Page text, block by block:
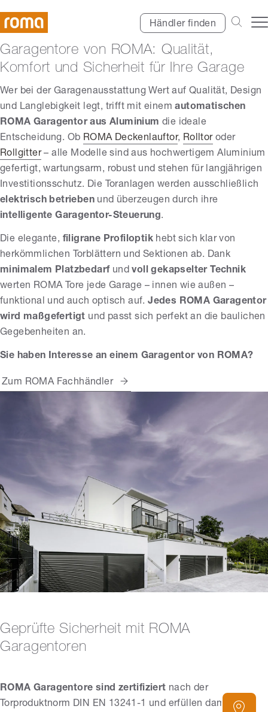
Händler finden
Garagentore von ROMA: Qualität,
Komfort und Sicherheit für Ihre Garage
Wer bei der Garagenausstattung Wert auf Qualität, Design
und Langlebigkeit legt, trifft mit einemautomatischen
ROMA Garagentor aus Aluminium die ideale
Entscheidung. Ob ROMA Deckenlauftor, Rolltoroder
Rollgitter– alle Modelle sind aus hochwertigem Aluminium
gefertigt, wartungsarm, robust und stehen für langjährigen
Investitionsschutz. Die Toranlagen werden ausschließlich
elektrisch betrieben und überzeugen durch ihre
intelligente Garagentor-Steuerung.
Die elegante, filigrane Profiloptik hebt sich klar von
herkömmlichen Torblättern und Sektionen ab. Dank
minimalem Platzbedarfundvoll gekapselter Technik
werten ROMA Tore jede Garage – innen wie außen –
funktional und auch optisch auf.Jedes ROMA Garagentor
wird maßgefertigt und passt sich perfekt an die baulichen
Gegebenheiten an.
Sie haben Interesse an einem Garagentor von ROMA?
Zum ROMA Fachhändler
Geprüfte Sicherheit mit ROMA
Garagentoren
ROMA Garagentore sind zertifiziert nach der
Torproduktnorm DIN EN 13241-1 und erfüllen damit